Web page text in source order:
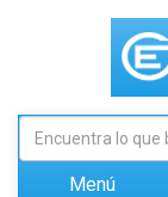
Menú